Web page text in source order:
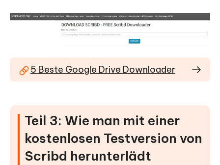
5 Beste Google Drive Downloader
Teil 3: Wie man mit einer
kostenlosen Testversion von
Scribd herunterlädt